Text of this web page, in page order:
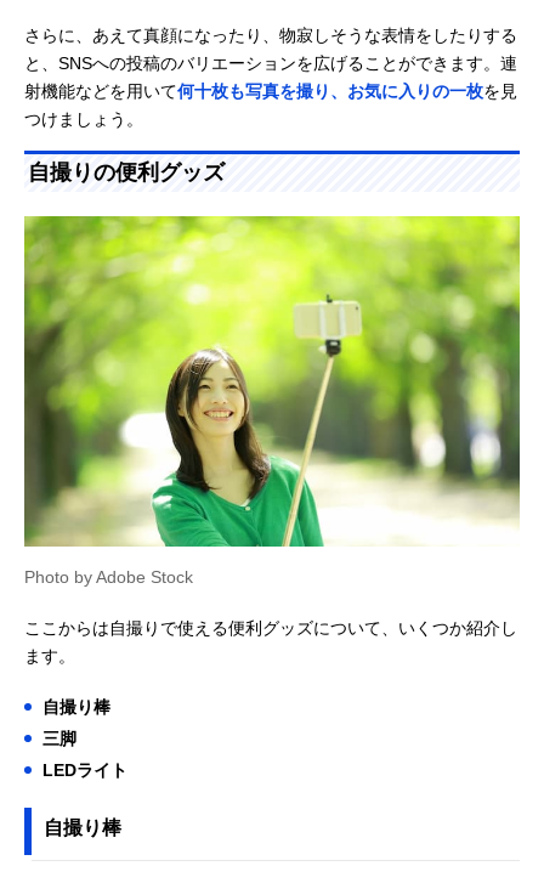
さらに、あえて真顔になったり、物寂しそうな表情をしたりする
と、SNSへの投稿のバリエーションを広げることができます。連
射機能などを用いて何十枚も写真を撮り、お気に入りの一枚を見
つけましょう。
自撮りの便利グッズ
Photo by Adobe Stock
ここからは自撮りで使える便利グッズについて、いくつか紹介し
ます。
自撮り棒
三脚
LEDライト
自撮り棒